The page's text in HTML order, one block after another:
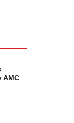
AMC